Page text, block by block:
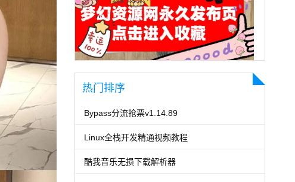
热门排序
Bypass分流抢票v1.14.89
Linux全栈开发精通视频教程
酷我音乐无损下载解析器